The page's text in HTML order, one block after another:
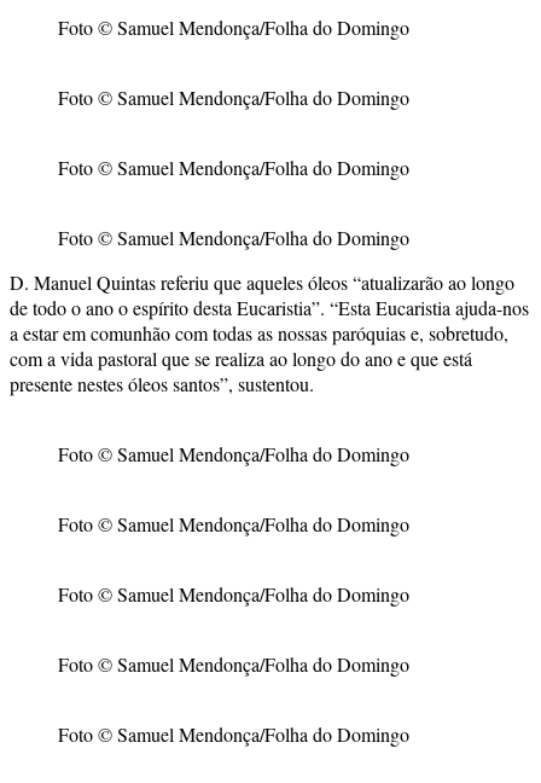
Foto © Samuel Mendonça/Folha do Domingo
Foto © Samuel Mendonça/Folha do Domingo
Foto © Samuel Mendonça/Folha do Domingo
Foto © Samuel Mendonça/Folha do Domingo
D. Manuel Quintas referiu que aqueles óleos “atualizarão ao longo
de todo o ano o espírito desta Eucaristia”. “Esta Eucaristia ajuda-nos
a estar em comunhão com todas as nossas paróquias e, sobretudo,
com a vida pastoral que se realiza ao longo do ano e que está
presente nestes óleos santos”, sustentou.
Foto © Samuel Mendonça/Folha do Domingo
Foto © Samuel Mendonça/Folha do Domingo
Foto © Samuel Mendonça/Folha do Domingo
Foto © Samuel Mendonça/Folha do Domingo
Foto © Samuel Mendonça/Folha do Domingo